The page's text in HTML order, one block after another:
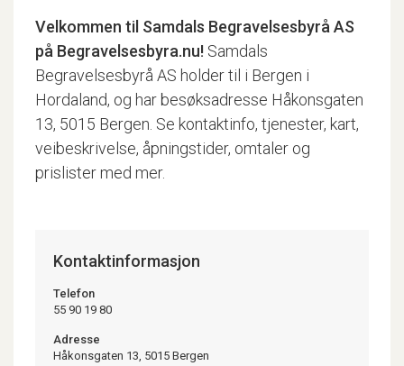
Velkommen til Samdals Begravelsesbyrå AS
på Begravelsesbyra.nu! Samdals
Begravelsesbyrå AS holder til i Bergen i
Hordaland, og har besøksadresse Håkonsgaten
13, 5015 Bergen. Se kontaktinfo, tjenester, kart,
veibeskrivelse, åpningstider, omtaler og
prislister med mer.
Kontaktinformasjon
Telefon
55 90 19 80
Adresse
Håkonsgaten 13, 5015 Bergen